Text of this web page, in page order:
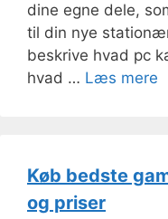
dine egne dele,
til din nye
beskrive hvad pc
hvad … Læs mere
Køb bedste
og priser